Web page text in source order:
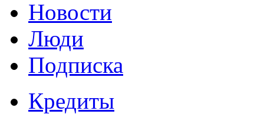
Новости
Люди
Подписка
Кредиты